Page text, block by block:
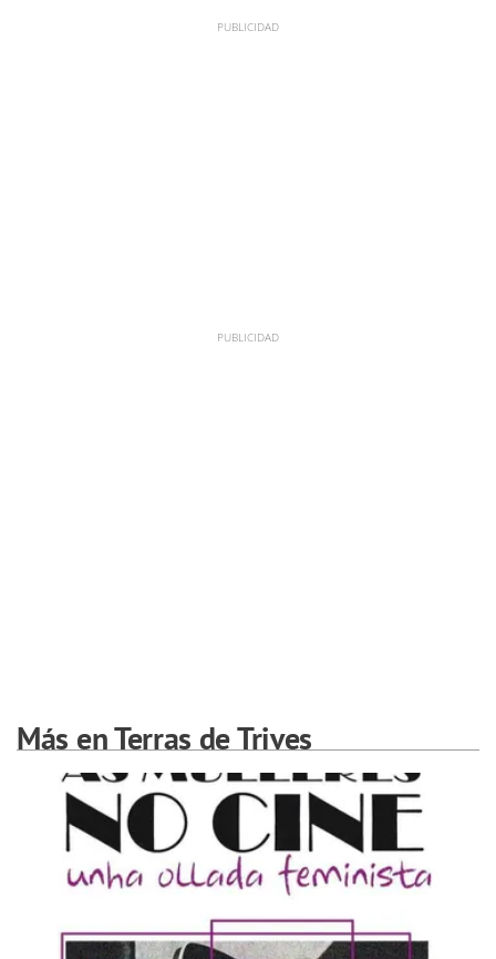
Más en Terras de Trives